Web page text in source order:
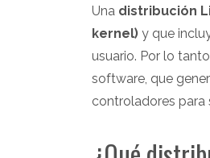
Una distribución
kernel) y que
usuario. Por lo
software, que
controladores para